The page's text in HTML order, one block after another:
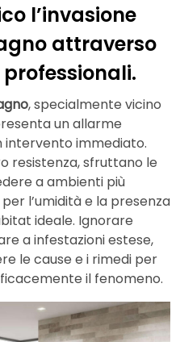
l’invasione
attraverso
, specialmente vicino
un allarme
intervento immediato.
resistenza, sfruttano le
a ambienti più
l’umidità e la presenza
ideale. Ignorare
a infestazioni estese,
le cause e i rimedi per
il fenomeno.